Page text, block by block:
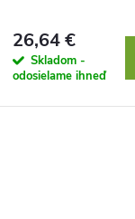
26,64 €
Skladom -
odosielame ihneď